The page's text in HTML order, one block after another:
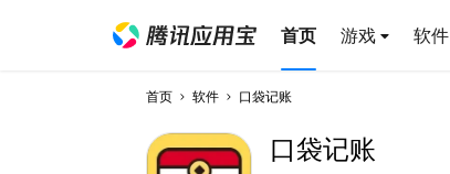
首页 游戏 软件
首页 软件 口袋记账
口袋记账